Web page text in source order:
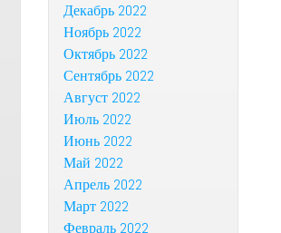
Декабрь 2022
Ноябрь 2022
Октябрь 2022
Сентябрь 2022
Август 2022
Июль 2022
Июнь 2022
Май 2022
Апрель 2022
Март 2022
Февраль 2022